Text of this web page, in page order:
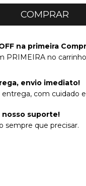
na primeira
PRIMEIRA no
envio imediato!
entrega, com cuidado
nosso suporte!
sempre que precisar.